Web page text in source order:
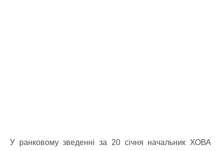
У ранковому зведенні за 20 січня начальник ХОВА